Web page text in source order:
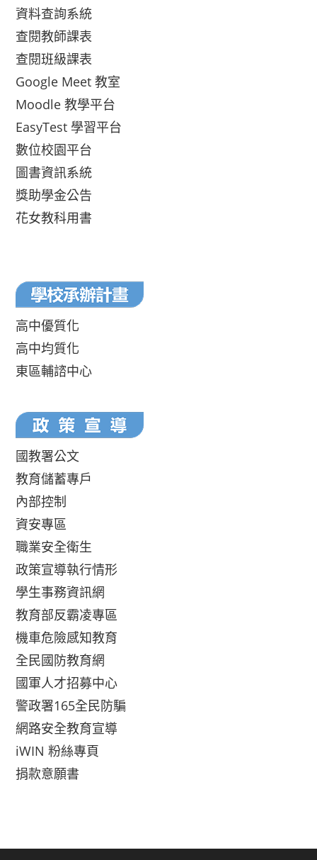
資料查詢系統
查閱教師課表
查閱班級課表
Google Meet 教室
Moodle 教學平台
EasyTest 學習平台
數位校園平台
圖書資訊系統
獎助學金公告
花女教科用書
高中優質化
高中均質化
東區輔諮中心
國教署公文
教育儲蓄專戶
內部控制
資安專區
職業安全衛生
政策宣導執行情形
學生事務資訊網
教育部反霸凌專區
機車危險感知教育
全民國防教育網
國軍人才招募中心
警政署165全民防騙
網路安全教育宣導
iWIN 粉絲專頁
捐款意願書